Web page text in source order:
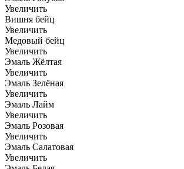
Увеличить
Вишня бейц
Увеличить
Медовый бейц
Увеличить
Эмаль Жёлтая
Увеличить
Эмаль Зелёная
Увеличить
Эмаль Лайм
Увеличить
Эмаль Розовая
Увеличить
Эмаль Салатовая
Увеличить